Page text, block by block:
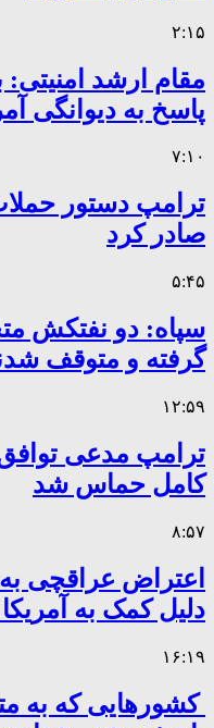
۲:۱۵
مقام ارشد امنیتی:
پاسخ به دیوانگی
۷:۱۰
ترامپ دستور
صادر کرد
۵:۴۵
سپاه: دو نفتکش
گرفته و متوقف
۱۲:۵۹
ترامپ مدعی
کامل حماس شد
۸:۵۷
اعتراض عراقچی
دلیل کمک به
۱۶:۱۹
کشورهایی که به